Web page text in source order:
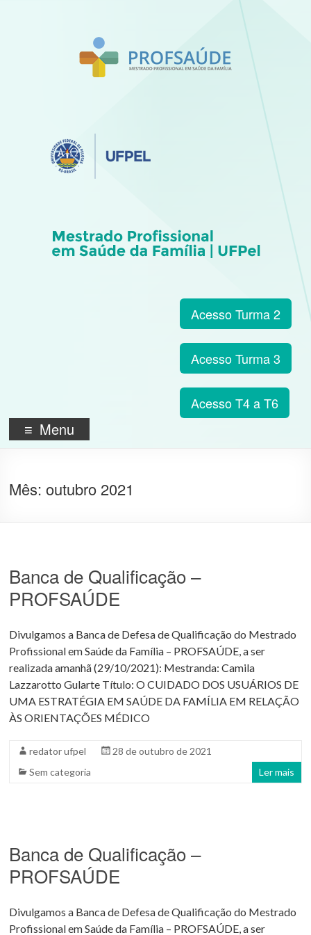
Acesso Turma 2
Acesso Turma 3
Acesso T4 a T6
Menu
Mês:outubro 2021
Banca de Qualificação –
PROFSAÚDE
Divulgamos a Banca de Defesa de Qualificação do Mestrado
Profissional em Saúde da Família – PROFSAÚDE, a ser
realizada amanhã (29/10/2021): Mestranda: Camila
Lazzarotto Gularte Título: O CUIDADO DOS USUÁRIOS DE
UMA ESTRATÉGIA EM SAÚDE DA FAMÍLIA EM RELAÇÃO
ÀS ORIENTAÇÕES MÉDICO
redator ufpel
28 de outubro de 2021
Sem categoria
Ler mais
Banca de Qualificação –
PROFSAÚDE
Divulgamos a Banca de Defesa de Qualificação do Mestrado
Profissional em Saúde da Família – PROFSAÚDE, a ser